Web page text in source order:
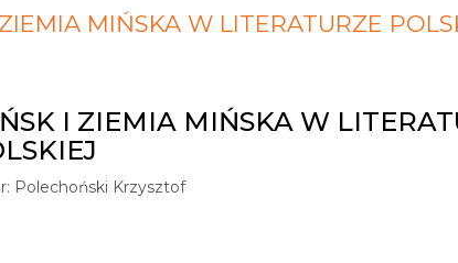
MIŃSKA W LITERATURZE
I ZIEMIA MIŃSKA W
Polechoński Krzysztof